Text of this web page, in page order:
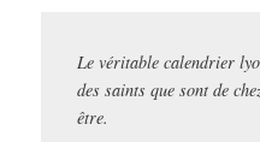
Le véritable calendrier
des saints que sont de
être.